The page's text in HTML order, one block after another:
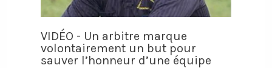
VIDÉO - Un arbitre marque
volontairement un but pour
sauver l’honneur d’une équipe